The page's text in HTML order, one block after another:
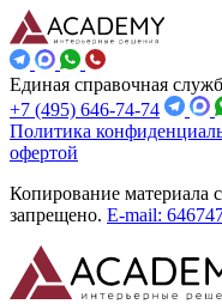
Единая справочная
+7 (495) 646-74-74
Политика
офертой
Копирование материала
запрещено. E-mail: